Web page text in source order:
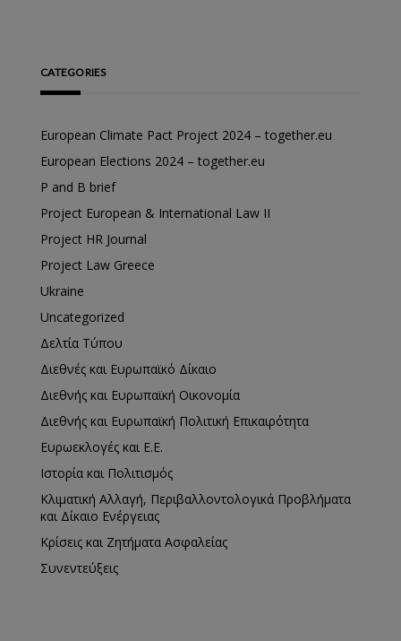
CATEGORIES
European Climate Pact Project 2024 – together.eu
European Elections 2024 – together.eu
P and B brief
Project European & International Law II
Project HR Journal
Project Law Greece
Ukraine
Uncategorized
Δελτία Τύπου
Διεθνές και Ευρωπαϊκό Δίκαιο
Διεθνής και Ευρωπαϊκή Οικονομία
Διεθνής και Ευρωπαϊκή Πολιτική Επικαιρότητα
Ευρωεκλογές και Ε.Ε.
Ιστορία και Πολιτισμός
Κλιματική Αλλαγή, Περιβαλλοντολογικά Προβλήματα
και Δίκαιο Ενέργειας
Κρίσεις και Ζητήματα Ασφαλείας
Συνεντεύξεις